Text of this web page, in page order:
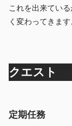
これを出来てい
く変わってきます
クエスト
定期任務